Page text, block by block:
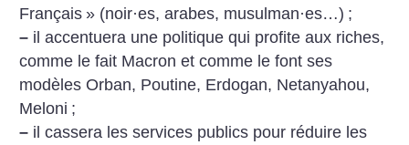
Français » (noir·es, arabes, musulman·es…) ;
– il accentuera une politique qui profite aux riches,
comme le fait Macron et comme le font ses
modèles Orban, Poutine, Erdogan, Netanyahou,
Meloni ;
– il cassera les services publics pour réduire les